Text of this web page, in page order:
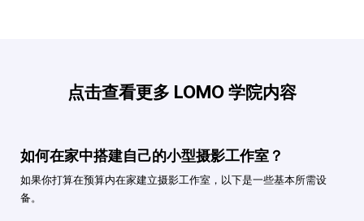
点击查看更多 LOMO 学院内容
如何在家中搭建自己的小型摄影工作室？
如果你打算在预算内在家建立摄影工作室，以下是一些基本所需设
备。